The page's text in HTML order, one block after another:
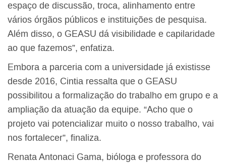
espaço de discussão, troca, alinhamento entre
vários órgãos públicos e instituições de pesquisa.
Além disso, o GEASU dá visibilidade e capilaridade
ao que fazemos”, enfatiza.
Embora a parceria com a universidade já existisse
desde 2016, Cintia ressalta que o GEASU
possibilitou a formalização do trabalho em grupo e a
ampliação da atuação da equipe. “Acho que o
projeto vai potencializar muito o nosso trabalho, vai
nos fortalecer”, finaliza.
Renata Antonaci Gama, bióloga e professora do